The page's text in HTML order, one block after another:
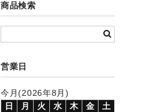
商品検索
営業日
今月(2026年8月)
日
月 火 水 木 金
土